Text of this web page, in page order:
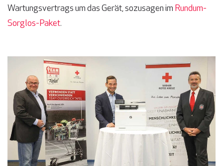
Wartungsvertrags um das Gerät, sozusagen im Rundum-
Sorglos-Paket.